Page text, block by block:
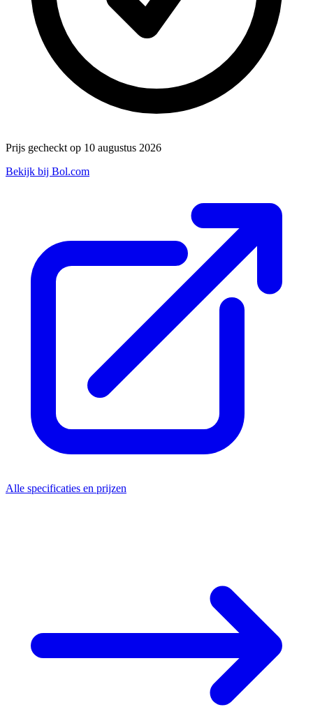
Prijs gecheckt op 10 augustus 2026
Bekijk bij Bol.com
Alle specificaties en prijzen